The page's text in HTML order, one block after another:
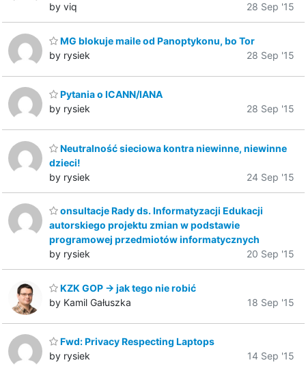
by viq
28 Sep '15
MG blokuje maile od Panoptykonu, bo Tor
by rysiek
28 Sep '15
Pytania o ICANN/IANA
by rysiek
28 Sep '15
Neutralność sieciowa kontra niewinne, niewinne
dzieci!
by rysiek
24 Sep '15
onsultacje Rady ds. Informatyzacji Edukacji
autorskiego projektu zmian w podstawie
programowej przedmiotów informatycznych
by rysiek
20 Sep '15
KZK GOP -> jak tego nie robić
by Kamil Gałuszka
18 Sep '15
Fwd: Privacy Respecting Laptops
by rysiek
14 Sep '15